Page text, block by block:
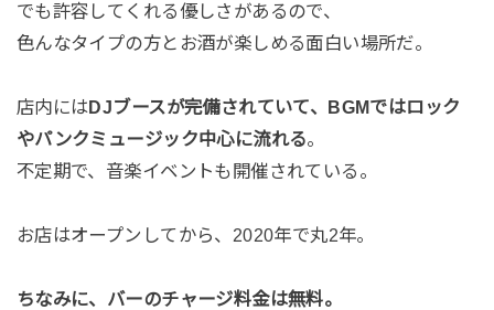
でも許容してくれる優しさがあるので、
色んなタイプの方とお酒が楽しめる面白い場所だ。
店内にはDJブースが完備されていて、BGMではロック
やパンクミュージック中心に流れる。
不定期で、音楽イベントも開催されている。
お店はオープンしてから、2020年で丸2年。
ちなみに、バーのチャージ料金は無料。